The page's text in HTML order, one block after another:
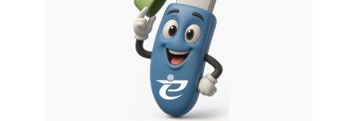
وعلى هامش المؤتمر، قام مركز تقييم واعتماد هندسة البرمجيات
بالإعلان عن إطلاق النسخة الأولية من الدليل الاسترشادي لعمليات
اختبارات قبول البرمجيات، لأول مرة في مصر وذلك بهدف وضع إطار
موحد لاختبار الأنظمة والمشروعات البرمجية، ودعم جودة مشروعات
التحول الرقمي في مصر، وبما يضمن وضوح المتطلبات ومعايير
القبول، وتحسين جودة التنفيذ، وتسريع استلام المشروعات وإتمامها